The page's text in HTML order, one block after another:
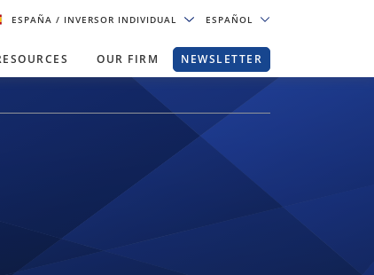
ESPAÑA/ INVERSOR INDIVIDUAL ESPAÑOL
OUR FIRM NEWSLETTER